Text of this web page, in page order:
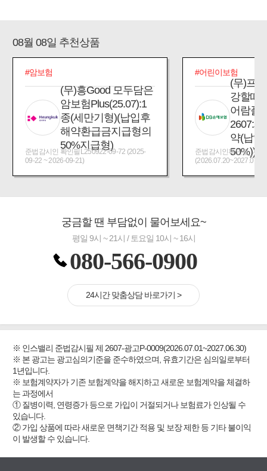
08월 08일 추천상품
#암보험
(무)흥Good 모두담은
암보험Plus(25.07):1
종(세만기형)(납입후
해약환급금지급형의
50%지급형)
준법감시인 확인필L250922-09-72 (2025-
09-22 ~ 2026-09-21)
#어린이보험
(무)프
강할때
어람플
2607:
약(납입
50%))
준법감시인확인필_제
궁금할 땐 부담없이 물어보세요~
평일 9시 ~ 21시 / 토요일 10시 ~ 16시
080-566-0900
24시간 맞춤상담 바로가기 >
※ 인스밸리 준법감시필 제 2607-광고P-0009(2026.07.01~2027.06.30)
※ 본 광고는 광고심의기준을 준수하였으며, 유효기간은 심의일로부터
1년입니다.
※ 보험계약자가 기존 보험계약을 해지하고 새로운 보험계약을 체결하
는 과정에서
① 질병이력, 연령증가 등으로 가입이 거절되거나 보험료가 인상될 수
있습니다.
② 가입 상품에 따라 새로운 면책기간 적용 및 보장 제한 등 기타 불이익
이 발생할 수 있습니다.